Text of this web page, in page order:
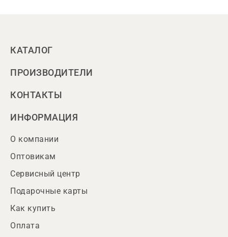
КАТАЛОГ
ПРОИЗВОДИТЕЛИ
КОНТАКТЫ
ИНФОРМАЦИЯ
О компании
Оптовикам
Сервисный центр
Подарочные карты
Как купить
Оплата